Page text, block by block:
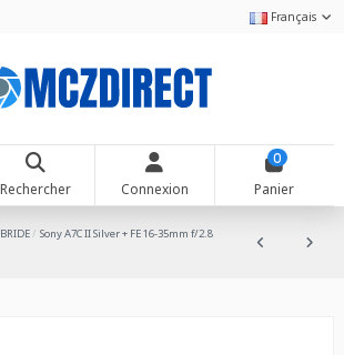
Français
Rechercher Connexion
0
Panier
Sony A7C II Silver + FE 16-35mm f/2.8